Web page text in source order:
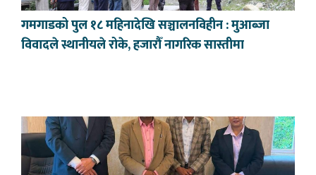
गमगाडको पुल १८ महिनादेखि सञ्चालनविहीन : मुआब्जा
विवादले स्थानीयले रोके, हजारौँ नागरिक सास्तीमा